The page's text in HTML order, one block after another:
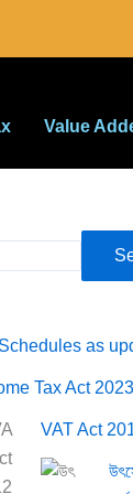
Value
as
Tax Act
VAT Act